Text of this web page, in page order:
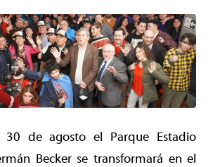
30 de agosto el Parque Estadio
Becker se transformará en el